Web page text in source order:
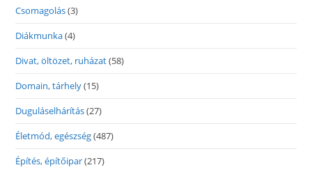
Csomagolás(3)
Diákmunka(4)
Divat, öltözet, ruházat(58)
Domain, tárhely(15)
Duguláselhárítás(27)
Életmód, egészség(487)
Építés, építőipar(217)